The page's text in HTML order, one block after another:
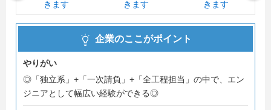
→社会に必要とされるシステム開発のため、「安定」と
「やりがい」が両立する
＜さらに＞幅広い分野のシステム開発の経験ができ
企業のここがポイント
やりがい
◎「独立系」+「一次請負」+「全工程担当」の中で、エン
ジニアとして幅広い経験ができる◎